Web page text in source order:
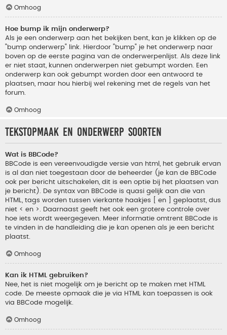
Omhoog
Hoe bump ik mijn onderwerp?
Als je een onderwerp aan het bekijken bent, kan je klikken op de
"bump onderwerp" link. Hierdoor "bump" je het onderwerp naar
boven op de eerste pagina van de onderwerpenlijst. Als deze link
er niet staat, kunnen onderwerpen niet gebumpt worden. Een
onderwerp kan ook gebumpt worden door een antwoord te
plaatsen, maar hou hierbij wel rekening met de regels van het
forum.
Omhoog
Tekstopmaak en onderwerp soorten
Wat is BBCode?
BBCode is een vereenvoudigde versie van html, het gebruik ervan
is al dan niet toegestaan door de beheerder (je kan de BBCode
ook per bericht uitschakelen, dit is een optie bij het plaatsen van
je bericht). De syntax van BBCode is quasi gelijk aan die van
HTML, tags worden tussen vierkante haakjes [ en ] geplaatst, dus
niet < en >. Daarnaast geeft het ook een grotere controle over
hoe iets wordt weergegeven. Meer informatie omtrent BBCode is
te vinden in de handleiding die je kan openen als je een bericht
plaatst.
Omhoog
Kan ik HTML gebruiken?
Nee, het is niet mogelijk om je bericht op te maken met HTML
code. De meeste opmaak die je via HTML kan toepassen is ook
via BBCode mogelijk.
Omhoog